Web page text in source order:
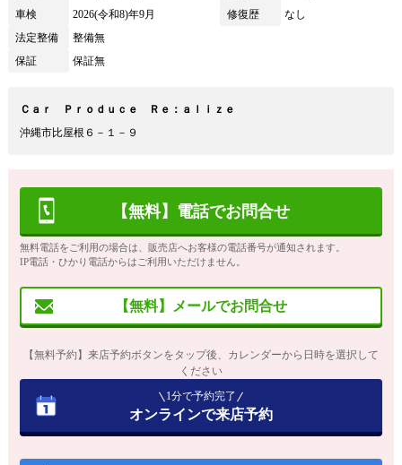
車検
2026(令和8)年9月 修復歴
なし
法定整備
整備無
保証
保証無
Ｃａｒ Ｐｒｏｄｕｃｅ Ｒｅ：ａｌｉｚｅ
沖縄市比屋根６－１－９
【無料】電話でお問合せ
無料電話をご利用の場合は、販売店へお客様の電話番号が通知されます。
IP電話・ひかり電話からはご利用いただけません。
【無料】メールでお問合せ
【無料予約】来店予約ボタンをタップ後、カレンダーから日時を選択して
ください
1分で予約完了
オンラインで来店予約